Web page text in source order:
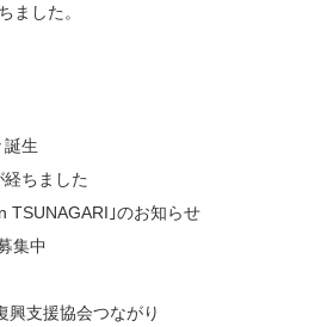
ました。
誕生
経ちました
TSUNAGARI｣のお知らせ
集中
支援協会つながり